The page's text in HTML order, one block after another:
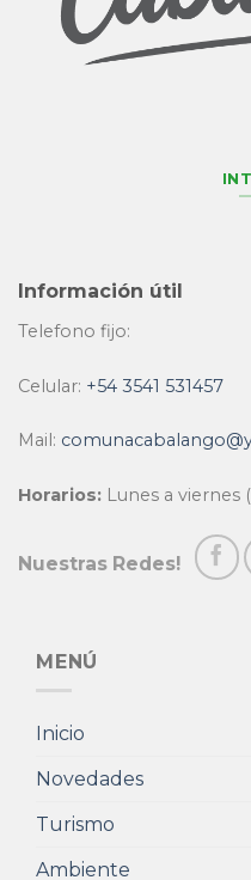
Información útil
Telefono fijo:
Celular: +54 3541 531457
Mail:
Horarios: Lunes a viernes
Nuestras Redes!
MENÚ
Inicio
Novedades
Turismo
Ambiente